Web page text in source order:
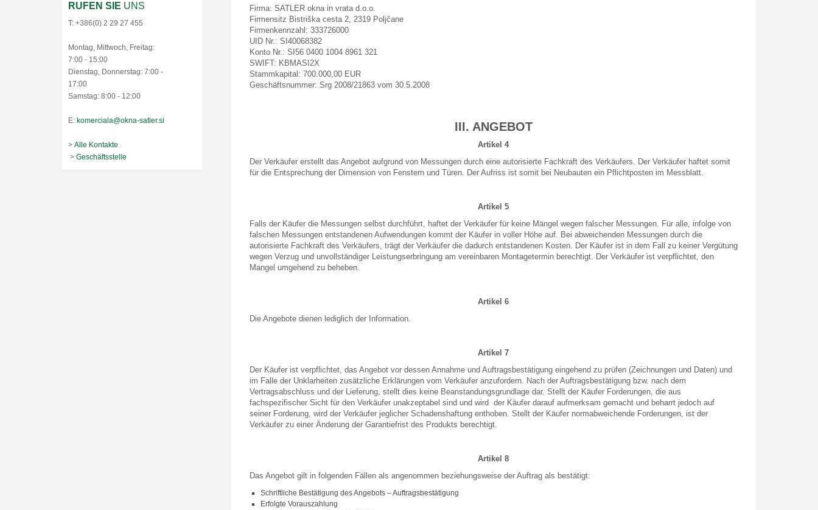
RUFEN SIE UNS
T: +386(0) 2 29 27 455
Montag, Mittwoch, Freitag:
7:00 - 15:00
Dienstag, Donnerstag: 7:00 -
17:00
Samstag: 8:00 - 12:00
E: komerciala@okna-satler.si
> Alle Kontakte
> Geschäftsstelle
Firma: SATLER okna in vrata d.o.o.
Firmensitz Bistriška cesta 2, 2319 Poljčane
Firmenkennzahl: 333726000
UID Nr.: SI40068382
Konto Nr.: SI56 0400 1004 8961 321
SWIFT: KBMASI2X
Stammkapital: 700.000,00 EUR
Geschäftsnummer: Srg 2008/21863 vom 30.5.2008
III. ANGEBOT
Artikel 4
Der Verkäufer erstellt das Angebot aufgrund von Messungen durch eine autorisierte Fachkraft des Verkäufers. Der Verkäufer haftet somit
für die Entsprechung der Dimension von Fenstern und Türen. Der Aufriss ist somit bei Neubauten ein Pflichtposten im Messblatt.
Artikel 5
Falls der Käufer die Messungen selbst durchführt, haftet der Verkäufer für keine Mängel wegen falscher Messungen. Für alle, infolge von
falschen Messungen entstandenen Aufwendungen kommt der Käufer in voller Höhe auf. Bei abweichenden Messungen durch die
autorisierte Fachkraft des Verkäufers, trägt der Verkäufer die dadurch entstandenen Kosten. Der Käufer ist in dem Fall zu keiner Vergütung
wegen Verzug und unvollständiger Leistungserbringung am vereinbaren Montagetermin berechtigt. Der Verkäufer ist verpflichtet, den
Mangel umgehend zu beheben.
Artikel 6
Die Angebote dienen lediglich der Information.
Artikel 7
Der Käufer ist verpflichtet, das Angebot vor dessen Annahme und Auftragsbestätigung eingehend zu prüfen (Zeichnungen und Daten) und
im Falle der Unklarheiten zusätzliche Erklärungen vom Verkäufer anzufordern. Nach der Auftragsbestätigung bzw. nach dem
Vertragsabschluss und der Lieferung, stellt dies keine Beanstandungsgrundlage dar. Stellt der Käufer Forderungen, die aus
fachspezifischer Sicht für den Verkäufer unakzeptabel sind und wird der Käufer darauf aufmerksam gemacht und beharrt jedoch auf
seiner Forderung, wird der Verkäufer jeglicher Schadenshaftung enthoben. Stellt der Käufer normabweichende Forderungen, ist der
Verkäufer zu einer Änderung der Garantiefrist des Produkts berechtigt.
Artikel 8
Das Angebot gilt in folgenden Fällen als angenommen beziehungsweise der Auftrag als bestätigt:
Schriftliche Bestätigung des Angebots – Auftragsbestätigung
Erfolgte Vorauszahlung